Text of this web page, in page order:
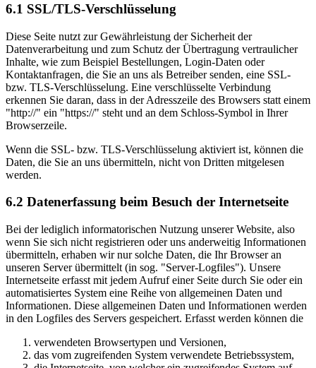
6.1 SSL/TLS-Verschlüsselung
Diese Seite nutzt zur Gewährleistung der Sicherheit der
Datenverarbeitung und zum Schutz der Übertragung vertraulicher
Inhalte, wie zum Beispiel Bestellungen, Login-Daten oder
Kontaktanfragen, die Sie an uns als Betreiber senden, eine SSL-
bzw. TLS-Verschlüsselung. Eine verschlüsselte Verbindung
erkennen Sie daran, dass in der Adresszeile des Browsers statt einem
"http://" ein "https://" steht und an dem Schloss-Symbol in Ihrer
Browserzeile.
Wenn die SSL- bzw. TLS-Verschlüsselung aktiviert ist, können die
Daten, die Sie an uns übermitteln, nicht von Dritten mitgelesen
werden.
6.2 Datenerfassung beim Besuch der Internetseite
Bei der lediglich informatorischen Nutzung unserer Website, also
wenn Sie sich nicht registrieren oder uns anderweitig Informationen
übermitteln, erhaben wir nur solche Daten, die Ihr Browser an
unseren Server übermittelt (in sog. "Server-Logfiles"). Unsere
Internetseite erfasst mit jedem Aufruf einer Seite durch Sie oder ein
automatisiertes System eine Reihe von allgemeinen Daten und
Informationen. Diese allgemeinen Daten und Informationen werden
in den Logfiles des Servers gespeichert. Erfasst werden können die
verwendeten Browsertypen und Versionen,
das vom zugreifenden System verwendete Betriebssystem,